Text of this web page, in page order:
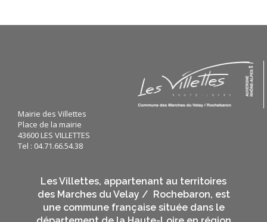
Mairie des Villettes
Place de la mairie
43600 LES VILLETTES
Tel : 04.71.66.54.38
Les Villettes, appartenant au territoires
des Marches du Velay / Rochebaron, est
une commune française située dans le